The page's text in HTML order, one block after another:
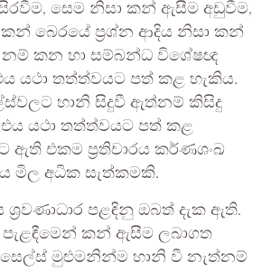
සෙම නිසා කන් ඇසීම අඩුවීම,
කන් බෙරයේ ප්‍රශ්න ආදිය නිසා කන්
කන හා සම්බන්ධ විශේෂඥ
යථා තත්ත්වයට පත් කළ හැකිය.
හානි සිදුවී ඇත්නම් කිසිදු
යථා තත්ත්වයට පත් කළ
ඇති එකම ප්‍රතිචාරය කර්ණශංඛ
මිල අධික සැත්කමකි.
පළඳිනු ඔබත් දැක ඇති.
පැළඳීමෙන් කන් ඇසීම ලබාගත
සෙල්ස් මුළුමනින්ම හානි වී නැත්නම්